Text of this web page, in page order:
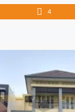
maksimal untuk
Echante ini terletak
Cluster
Cluster Enchante
property/
lavish-bsd-city/" aria-
Cluster Enchante
4